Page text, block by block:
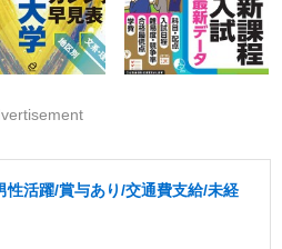
性活躍/賞与あり/交通費支給/未経